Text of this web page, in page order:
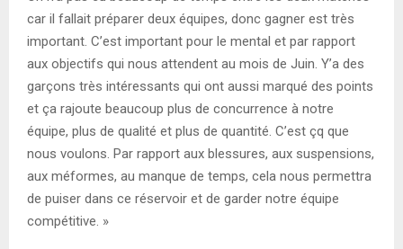
car il fallait préparer deux équipes, donc gagner est très
important. C’est important pour le mental et par rapport
aux objectifs qui nous attendent au mois de Juin. Y’a des
garçons très intéressants qui ont aussi marqué des points
et ça rajoute beaucoup plus de concurrence à notre
équipe, plus de qualité et plus de quantité. C’est çq que
nous voulons. Par rapport aux blessures, aux suspensions,
aux méformes, au manque de temps, cela nous permettra
de puiser dans ce réservoir et de garder notre équipe
compétitive. »